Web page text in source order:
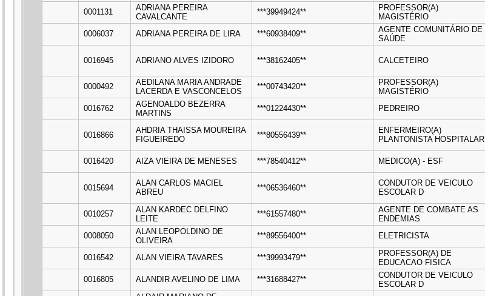
0001131
ADRIANA PEREIRA
CAVALCANTE
***39949424**
PROFESSOR(A)
MAGISTÉRIO
0006037 ADRIANA PEREIRA DE LIRA ***60938409**
AGENTE COMUNITÁRIO DE
SAÚDE
0016945 ADRIANO ALVES IZIDORO ***38162405** CALCETEIRO
0000492
AEDILANA MARIA ANDRADE
LACERDA E VASCONCELOS
***00743420**
PROFESSOR(A)
MAGISTÉRIO
0016762
AGENOALDO BEZERRA
MARTINS
***01224430** PEDREIRO
0016866
AHDRIA THAISSA MOUREIRA
FIGUEIREDO
***80556439**
ENFERMEIRO(A)
PLANTONISTA HOSPITALAR
0016420 AIZA VIEIRA DE MENESES ***78540412** MEDICO(A) - ESF
0015694
ALAN CARLOS MACIEL
ABREU
***06536460**
CONDUTOR DE VEICULO
ESCOLAR D
0010257
ALAN KARDEC DELFINO
LEITE
***61557480**
AGENTE DE COMBATE AS
ENDEMIAS
0008050
ALAN LEOPOLDINO DE
OLIVEIRA
***89556400** ELETRICISTA
0016542 ALAN VIEIRA TAVARES ***39993479**
PROFESSOR(A) DE
EDUCACAO FISICA
0016805
ALANDIR AVELINO DE LIMA ***31688427**
CONDUTOR DE VEICULO
ESCOLAR D